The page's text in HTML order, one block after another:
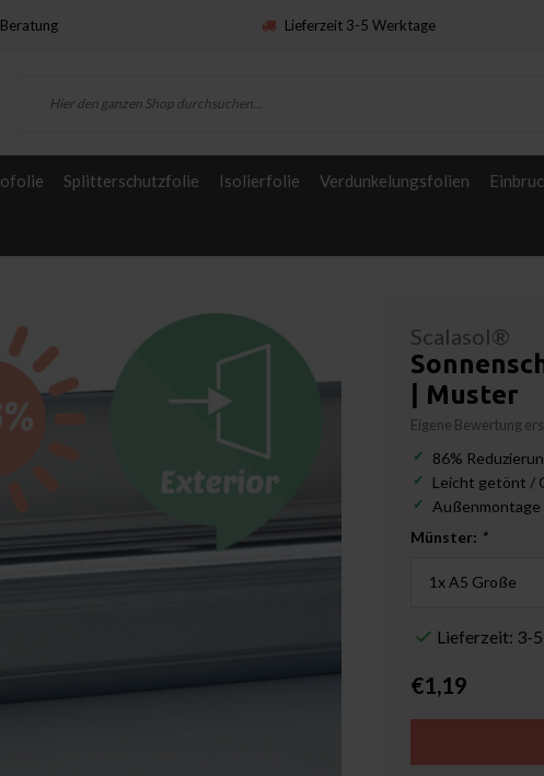
Lieferzeit 3-5 Werktage
Splitterschutzfolie Isolierfolie Verdunkelungsfolien
Scalasol®
| Muster
Eigene Bewertung
86%
Leicht getönt /
Außenmontage
Münster: *
Lieferzeit: 3-
€1,19